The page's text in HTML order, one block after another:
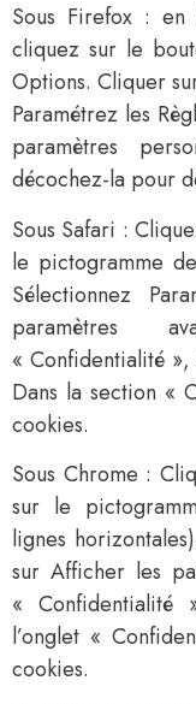
Sous Firefox :
cliquez sur le
Options. Cliquer
Paramétrez les
paramètres
décochez-la pour
Sous Safari :
le pictogramme
Sélectionnez
paramètres
« Confidentialité
Dans la section «
cookies.
Sous Chrome :
sur le
lignes
sur Afficher les
« Confidentialité
l’onglet «
cookies.